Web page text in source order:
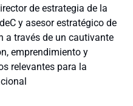
de estrategia de la
y asesor estratégico de
a través de un cautivante
emprendimiento y
relevantes para la